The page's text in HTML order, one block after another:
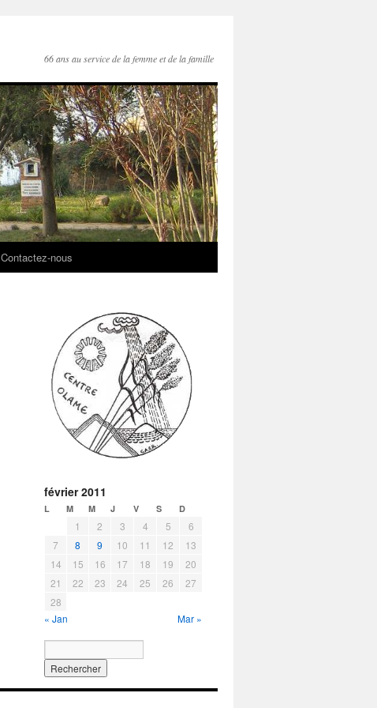
66 ans au service de la femme et de la famille
Contactez-nous
février 2011
L M M J V S D
1 2 3 4 5
6
7
8 9 10 11 12
13
14
15 16 17 18 19
20
21
22 23 24 25 26
27
28
« Jan
Mar »